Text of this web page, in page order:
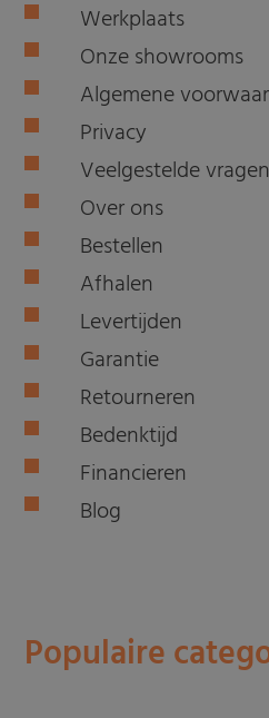
Werkplaats
Onze showrooms
Algemene
Privacy
Veelgestelde vragen
Over ons
Bestellen
Afhalen
Levertijden
Garantie
Retourneren
Bedenktijd
Financieren
Blog
Populaire